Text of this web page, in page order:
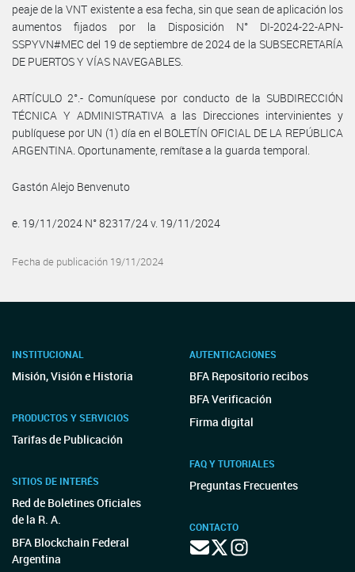
peaje de la VNT existente a esa fecha, sin que sean de aplicación los
aumentos fijados por la Disposición N° DI-2024-22-APN-
SSPYVN#MEC del 19 de septiembre de 2024 de la SUBSECRETARÍA
DE PUERTOS Y VÍAS NAVEGABLES.
ARTÍCULO 2°.- Comuníquese por conducto de la SUBDIRECCIÓN
TÉCNICA Y ADMINISTRATIVA a las Direcciones intervinientes y
publíquese por UN (1) día en el BOLETÍN OFICIAL DE LA REPÚBLICA
ARGENTINA. Oportunamente, remítase a la guarda temporal.
Gastón Alejo Benvenuto
e. 19/11/2024 N° 82317/24 v. 19/11/2024
Fecha de publicación 19/11/2024
INSTITUCIONAL
Misión, Visión e Historia
PRODUCTOS Y SERVICIOS
Tarifas de Publicación
SITIOS DE INTERÉS
Red de Boletines Oficiales
de la R. A.
BFA Blockchain Federal
Argentina
AUTENTICACIONES
BFA Repositorio recibos
BFA Verificación
Firma digital
FAQ Y TUTORIALES
Preguntas Frecuentes
CONTACTO